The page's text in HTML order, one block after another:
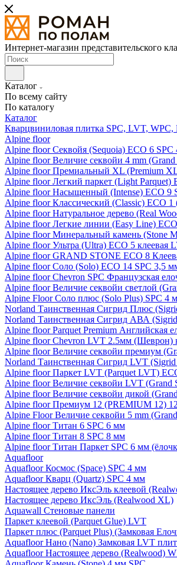
Интернет-магазин представительского
Каталог
По всему сайту
По каталогу
Каталог
Кварцвиниловая плитка SPC, LVT,
Alpine floor
Alpine floor Секвойя (Sequoia) ECO 6 SPC
Alpine floor Величие секвойи 4 mm
Alpine floor Премиальный XL (Premium
Alpine floor Легкий паркет (Light Parquet)
Alpine floor Насыщенный (Intense) ECO 9
Alpine floor Классический (Classic) ECO 1
Alpine floor Натуральное дерево (Real
Alpine floor Легкие линии (Easy Line)
Alpine floor Минеральный камень (Stone
Alpine floor Ультра (Ultra) ECO 5 клеевая
Alpine floor GRAND STONE ECO 8
Alpine floor Соло (Solo) ECO 14 SPC 3,5
Alpine floor Chevron SPC Французская
Alpine floor Величие секвойи светлой
Alpine Floor Соло плюс (Solo Plus) SPC 4
Norland Таинственная Сигрид Плюс
Norland Таинственная Сигрид АВА
Alpine floor Parquet Premium Английская
Alpine floor Chevron LVT 2.5мм (Шеврон)
Alpine floor Величие секвойи премиум
Norland Таинственная Сигрид LVT
Alpine floor Паркет LVT (Parquet LVT)
Alpine floor Величие секвойи LVT (Grand
Alpine floor Величие секвойи дикой
Alpine floor Премиум 12 (PREMIUM 12)
Alpine Floor Величие секвойи 5 mm
Alpine floor Титан 6 SPC 6 мм
Alpine floor Титан 8 SPC 8 мм
Alpine floor Титан Паркет SPC 6 мм
Aquafloor
Aquafloor Космос (Space) SPC 4 мм
Aquafloor Кварц (Quartz) SPC 4 мм
Настоящее дерево ИксЭль клеевой
Настоящее дерево ИксЭль (Realwood XL)
Aquawall Стеновые панели
Паркет клеевой (Parquet Glue) LVT
Паркет плюс (Parquet Plus) (Замковая
Aquafloor Нано (Nano) Замковая LVT
Aquafloor Настоящее дерево (Realwood)